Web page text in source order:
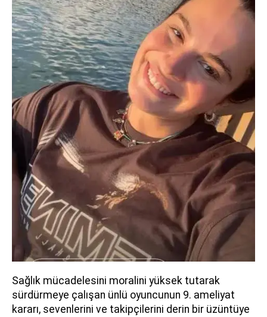
Sağlık mücadelesini moralini yüksek tutarak
sürdürmeye çalışan ünlü oyuncunun 9. ameliyat
kararı, sevenlerini ve takipçilerini derin bir üzüntüye